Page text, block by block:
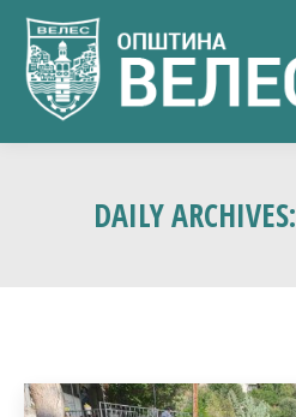
DAILY ARCHIVES: